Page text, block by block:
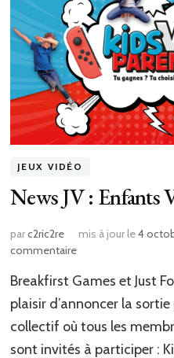
JEUX VIDÉO
News JV : Enfants
parc2ric2re mis à jour le4
commentairesur
JV
:
VS
Parents
Breakfirst Games et Just
plaisir d’annoncer la sortie
collectif où tous les
sont invités à participer :